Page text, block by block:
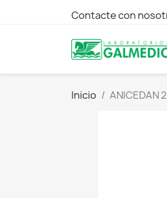
Contacte con
Inicio ANICEDAN